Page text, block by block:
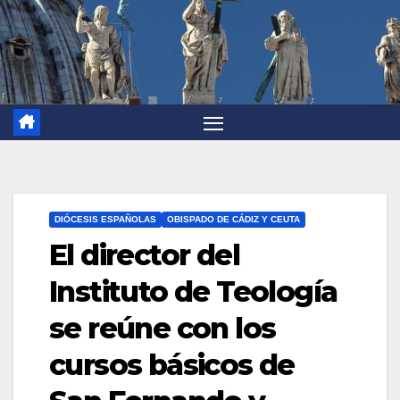
DIÓCESIS ESPAÑOLAS OBISPADO DE CÁDIZ Y CEUTA
El director del
Instituto de Teología
se reúne con los
cursos básicos de